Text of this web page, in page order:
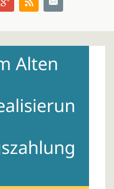
Alten